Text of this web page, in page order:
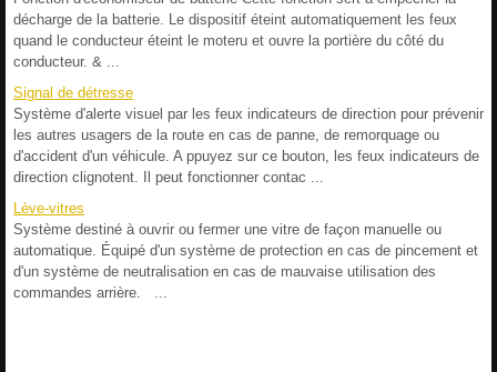
décharge de la batterie. Le dispositif éteint automatiquement les feux
quand le conducteur éteint le moteru et ouvre la portière du côté du
conducteur. & ...
Signal de détresse
Système d'alerte visuel par les feux indicateurs de direction pour prévenir
les autres usagers de la route en cas de panne, de remorquage ou
d'accident d'un véhicule. A ppuyez sur ce bouton, les feux indicateurs de
direction clignotent. Il peut fonctionner contac ...
Lève-vitres
Système destiné à ouvrir ou fermer une vitre de façon manuelle ou
automatique. Équipé d'un système de protection en cas de pincement et
d'un système de neutralisation en cas de mauvaise utilisation des
commandes arrière. ...